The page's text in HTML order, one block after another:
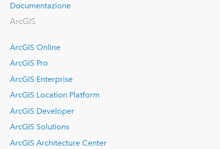
Documentazione
ArcGIS
ArcGIS Online
ArcGIS Pro
ArcGIS Enterprise
ArcGIS Location Platform
ArcGIS Developer
ArcGIS Solutions
ArcGIS Architecture Center